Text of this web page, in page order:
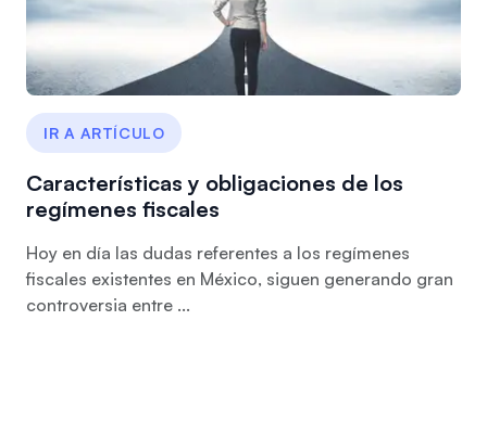
IR A ARTÍCULO
Características y obligaciones de los
regímenes fiscales
Hoy en día las dudas referentes a los regímenes
fiscales existentes en México, siguen generando gran
controversia entre ...